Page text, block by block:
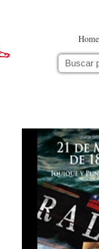
Home